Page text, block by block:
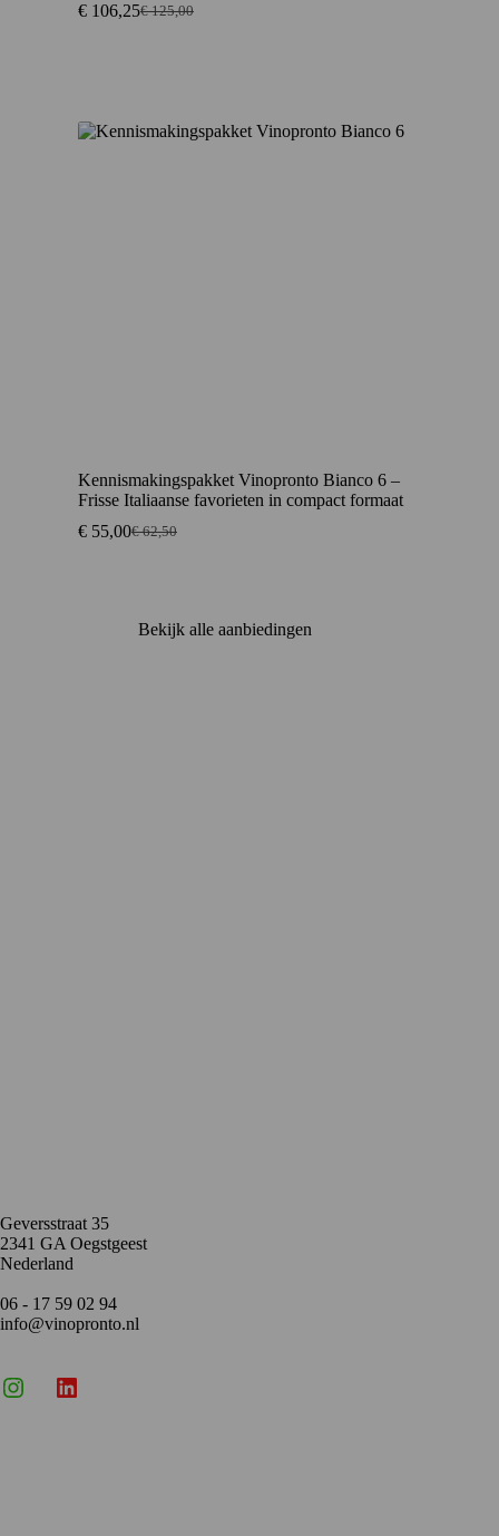
€125,00
Oorspronkelijke
€ 106,25Huidige
Kennismakingspakket Vinopronto Bianco 6 –
Frisse Italiaanse favorieten in compact formaat
€62,50
Oorspronkelijke
€ 55,00Huidige
Bekijk alle aanbiedingen
Geversstraat 35
2341 GA Oegstgeest
Nederland
06 - 17 59 02 94
info@vinopronto.nl
InstagramLinkedIn